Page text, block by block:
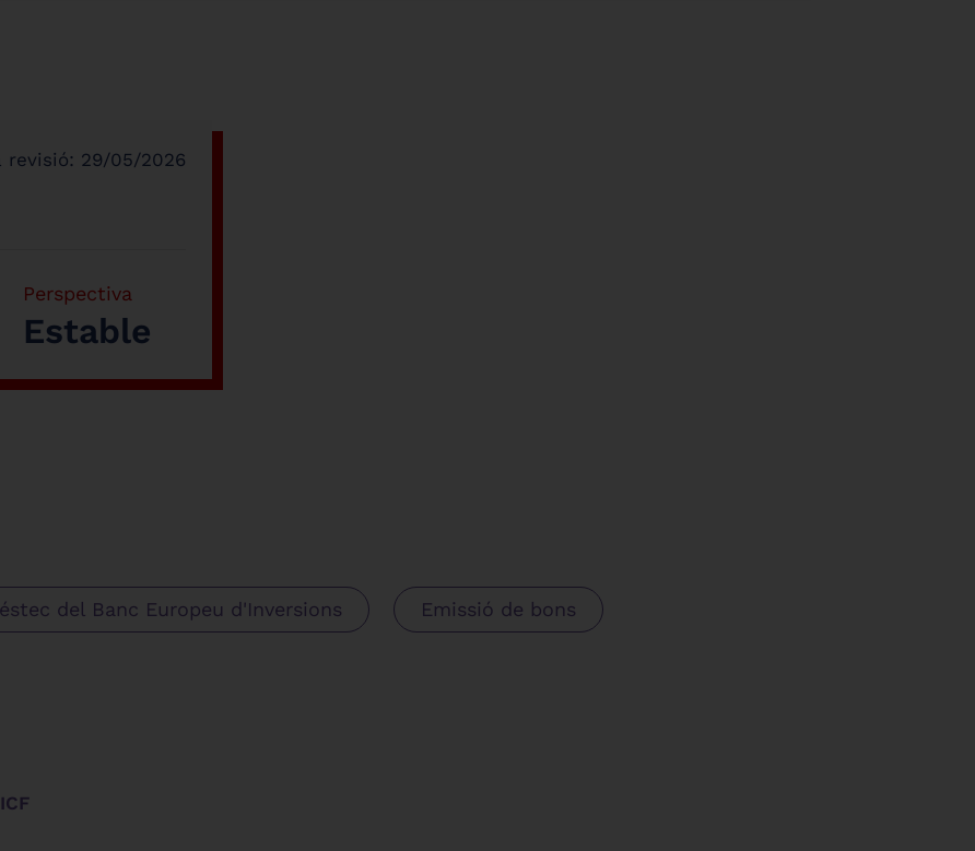
revisió: 29/05/2026
Perspectiva
Estable
del Banc Europeu d'Inversions Emissió de bons